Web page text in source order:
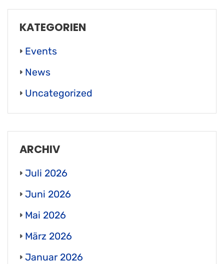
KATEGORIEN
Events
News
Uncategorized
ARCHIV
Juli 2026
Juni 2026
Mai 2026
März 2026
Januar 2026